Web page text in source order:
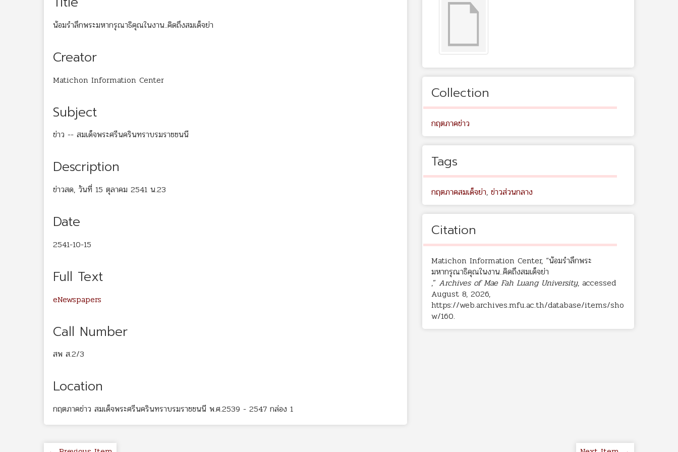
น้อมรำลึกพระมหากรุณาธิคุณในงาน..คิดถึงสมเด็จย่า
Creator
Matichon Information Center
Subject
ข่าว -- สมเด็จพระศรีนครินทราบรมราชชนนี
Description
ข่าวสด, วันที่ 15 ตุลาคม 2541 น.23
Date
2541-10-15
Full Text
eNewspapers
Call Number
สพ ส.2/3
Location
กฤตภาคข่าว สมเด็จพระศรีนครินทราบรมราชชนนี พ.ศ.2539 - 2547 กล่อง 1
Collection
กฤตภาคข่าว
Tags
กฤตภาคสมเด็จย่า, ข่าวส่วนกลาง
Citation
Matichon Information Center, “น้อมรำลึกพระ
มหากรุณาธิคุณในงาน..คิดถึงสมเด็จย่า
,” Archives of Mae Fah Luang University, accessed
August 8, 2026,
https://web.archives.mfu.ac.th/database/items/sho
w/160.